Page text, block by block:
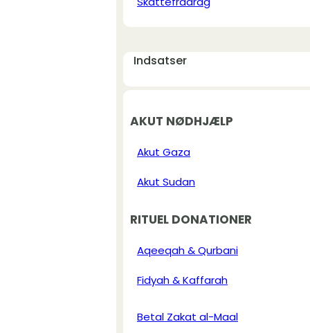
Indsatser
AKUT NØDHJÆLP
Akut Gaza
Akut Sudan
RITUEL DONATIONER
Aqeeqah & Qurbani
Fidyah & Kaffarah
Betal Zakat al-Maal